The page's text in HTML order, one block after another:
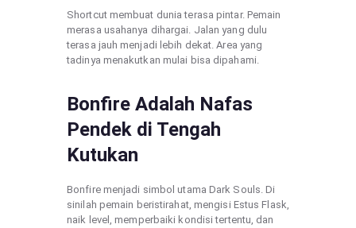
Shortcut membuat dunia terasa pintar. Pemain
merasa usahanya dihargai. Jalan yang dulu
terasa jauh menjadi lebih dekat. Area yang
tadinya menakutkan mulai bisa dipahami.
Bonfire Adalah Nafas
Pendek di Tengah
Kutukan
Bonfire menjadi simbol utama Dark Souls. Di
sinilah pemain beristirahat, mengisi Estus Flask,
naik level, memperbaiki kondisi tertentu, dan